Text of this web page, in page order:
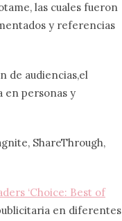
las cuales fueron
y referencias
de audiencias,el
en personas y
ShareThrough,
‘Choice: Best of
en diferentes